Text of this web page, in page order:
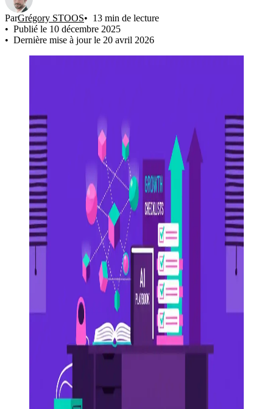
ParGrégory STOOS
13 min de lecture
Publié le 10 décembre 2025
Dernière mise à jour le 20 avril 2026